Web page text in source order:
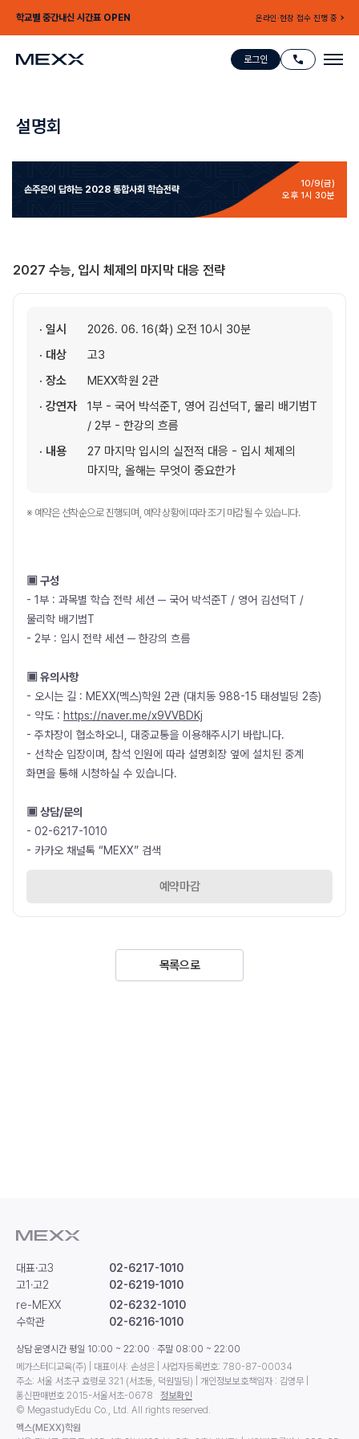
학교별 중간내신 시간표 OPEN 온라인·현장 접수 진행 중
로그인
설명회
손주은이 답하는 2028 통합사회 학습전략
10/9(금)
오후 1시 30분
2027 수능, 입시 체제의 마지막 대응 전략
· 일시
2026. 06. 16(화) 오전 10시 30분
· 대상
고3
· 장소
MEXX학원 2관
· 강연자
1부 - 국어 박석준T, 영어 김선덕T, 물리 배기범T
/ 2부 - 한강의 흐름
· 내용
27 마지막 입시의 실전적 대응 - 입시 체제의
마지막, 올해는 무엇이 중요한가
※ 예약은 선착순으로 진행되며, 예약 상황에 따라 조기 마감될 수 있습니다.
▣ 구성
- 1부 : 과목별 학습 전략 세션 ─ 국어 박석준T / 영어 김선덕T /
물리학 배기범T
- 2부 : 입시 전략 세션 ─ 한강의 흐름
▣ 유의사항
- 오시는 길 : MEXX(멕스)학원 2관 (대치동 988-15 태성빌딩 2층)
- 약도 : https://naver.me/x9VVBDKj
- 주차장이 협소하오니, 대중교통을 이용해주시기 바랍니다.
- 선착순 입장이며, 참석 인원에 따라 설명회장 옆에 설치된 중계
화면을 통해 시청하실 수 있습니다.
▣ 상담/문의
- 02-6217-1010
- 카카오 채널톡 “MEXX” 검색
예약마감
목록으로
대표·고3
02-6217-1010
고1·고2
02-6219-1010
re-MEXX
02-6232-1010
수학관
02-6216-1010
상담 운영시간 평일 10:00 ~ 22:00 · 주말 08:00 ~ 22:00
메가스터디교육(주) | 대표이사: 손성은 | 사업자등록번호: 780-87-00034
주소: 서울 서초구 효령로 321 (서초동, 덕원빌딩) | 개인정보보호책임자 : 김영무 |
통신판매번호 2015-서울서초-0678 정보확인
© MegastudyEdu Co., Ltd. All rights reserved.
멕스(MEXX)학원